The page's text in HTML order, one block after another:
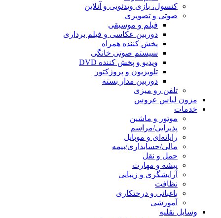
کنسول، بازی‌ ویدئویی و آنلاین
صوتی و تصویری
فیلم و موسیقی
دوربین عکاسی و فیلم برداری
پخش کننده همراه
سیستم صوتی خانگی
ویدیو و پخش کننده DVD
تلویزیون و پروژکتور
دوربین مدار بسته
تلفن رو میزی
مزون لباس عروس
خدمات
موتور و ماشین
پذیرایی/مراسم
رایانه‌ای و موبایل
مالی/حسابداری/بیمه
حمل و نقل
پیشه و مهارت
آرایشگری و زیبایی
نظافت
باغبانی و درختکاری
آموزشی
وسایل نقلیه